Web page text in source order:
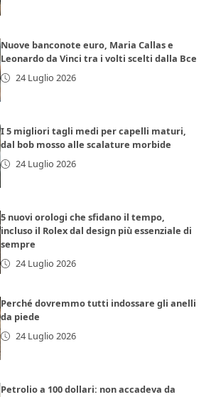
Nuove banconote euro, Maria Callas e
Leonardo da Vinci tra i volti scelti dalla Bce
24 Luglio 2026
I 5 migliori tagli medi per capelli maturi,
dal bob mosso alle scalature morbide
24 Luglio 2026
5 nuovi orologi che sfidano il tempo,
incluso il Rolex dal design più essenziale di
sempre
24 Luglio 2026
Perché dovremmo tutti indossare gli anelli
da piede
24 Luglio 2026
Petrolio a 100 dollari: non accadeva da